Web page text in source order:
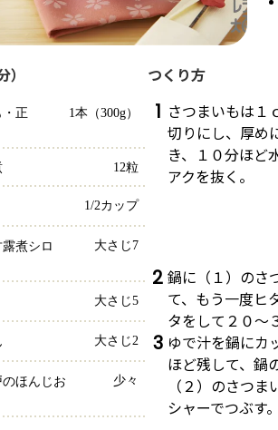
正
1本（300g）
12粒
1/2カップ
煮シロ
大さじ7
大さじ5
大さじ2
のほんじお
少々
つくり方
1 さつまいもは１
切りにし、厚め
き、１０分ほど
アクを抜く。
2 鍋に（１）のさ
て、もう一度ヒ
タをして２０～
3 ゆで汁を鍋にカ
ほど残して、鍋
（２）のさつま
シャーでつぶす。